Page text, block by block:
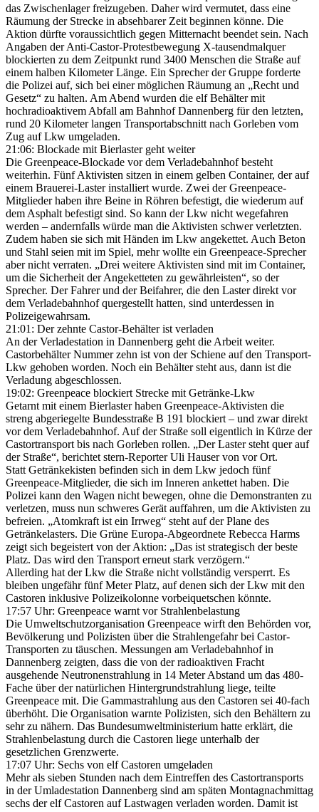
das Zwischenlager freizugeben. Daher wird vermutet, dass eine
Räumung der Strecke in absehbarer Zeit beginnen könne. Die
Aktion dürfte voraussichtlich gegen Mitternacht beendet sein. Nach
Angaben der Anti-Castor-Protestbewegung X-tausendmalquer
blockierten zu dem Zeitpunkt rund 3400 Menschen die Straße auf
einem halben Kilometer Länge. Ein Sprecher der Gruppe forderte
die Polizei auf, sich bei einer möglichen Räumung an „Recht und
Gesetz“ zu halten. Am Abend wurden die elf Behälter mit
hochradioaktivem Abfall am Bahnhof Dannenberg für den letzten,
rund 20 Kilometer langen Transportabschnitt nach Gorleben vom
Zug auf Lkw umgeladen.
21:06: Blockade mit Bierlaster geht weiter
Die Greenpeace-Blockade vor dem Verladebahnhof besteht
weiterhin. Fünf Aktivisten sitzen in einem gelben Container, der auf
einem Brauerei-Laster installiert wurde. Zwei der Greenpeace-
Mitglieder haben ihre Beine in Röhren befestigt, die wiederum auf
dem Asphalt befestigt sind. So kann der Lkw nicht wegefahren
werden – andernfalls würde man die Aktivisten schwer verletzten.
Zudem haben sie sich mit Händen im Lkw angekettet. Auch Beton
und Stahl seien mit im Spiel, mehr wollte ein Greenpeace-Sprecher
aber nicht verraten. „Drei weitere Aktivisten sind mit im Container,
um die Sicherheit der Angeketteten zu gewährleisten“, so der
Sprecher. Der Fahrer und der Beifahrer, die den Laster direkt vor
dem Verladebahnhof quergestellt hatten, sind unterdessen in
Polizeigewahrsam.
21:01: Der zehnte Castor-Behälter ist verladen
An der Verladestation in Dannenberg geht die Arbeit weiter.
Castorbehälter Nummer zehn ist von der Schiene auf den Transport-
Lkw gehoben worden. Noch ein Behälter steht aus, dann ist die
Verladung abgeschlossen.
19:02: Greenpeace blockiert Strecke mit Getränke-Lkw
Getarnt mit einem Bierlaster haben Greenpeace-Aktivisten die
streng abgeriegelte Bundesstraße B 191 blockiert – und zwar direkt
vor dem Verladebahnhof. Auf der Straße soll eigentlich in Kürze der
Castortransport bis nach Gorleben rollen. „Der Laster steht quer auf
der Straße“, berichtet stern-Reporter Uli Hauser von vor Ort.
Statt Getränkekisten befinden sich in dem Lkw jedoch fünf
Greenpeace-Mitglieder, die sich im Inneren ankettet haben. Die
Polizei kann den Wagen nicht bewegen, ohne die Demonstranten zu
verletzen, muss nun schweres Gerät auffahren, um die Aktivisten zu
befreien. „Atomkraft ist ein Irrweg“ steht auf der Plane des
Getränkelasters. Die Grüne Europa-Abgeordnete Rebecca Harms
zeigt sich begeistert von der Aktion: „Das ist strategisch der beste
Platz. Das wird den Transport erneut stark verzögern.“
Allerding hat der Lkw die Straße nicht vollständig versperrt. Es
bleiben ungefähr fünf Meter Platz, auf denen sich der Lkw mit den
Castoren inklusive Polizeikolonne vorbeiquetschen könnte.
17:57 Uhr: Greenpeace warnt vor Strahlenbelastung
Die Umweltschutzorganisation Greenpeace wirft den Behörden vor,
Bevölkerung und Polizisten über die Strahlengefahr bei Castor-
Transporten zu täuschen. Messungen am Verladebahnhof in
Dannenberg zeigten, dass die von der radioaktiven Fracht
ausgehende Neutronenstrahlung in 14 Meter Abstand um das 480-
Fache über der natürlichen Hintergrundstrahlung liege, teilte
Greenpeace mit. Die Gammastrahlung aus den Castoren sei 40-fach
überhöht. Die Organisation warnte Polizisten, sich den Behältern zu
sehr zu nähern. Das Bundesumweltministerium hatte erklärt, die
Strahlenbelastung durch die Castoren liege unterhalb der
gesetzlichen Grenzwerte.
17:07 Uhr: Sechs von elf Castoren umgeladen
Mehr als sieben Stunden nach dem Eintreffen des Castortransports
in der Umladestation Dannenberg sind am späten Montagnachmittag
sechs der elf Castoren auf Lastwagen verladen worden. Damit ist